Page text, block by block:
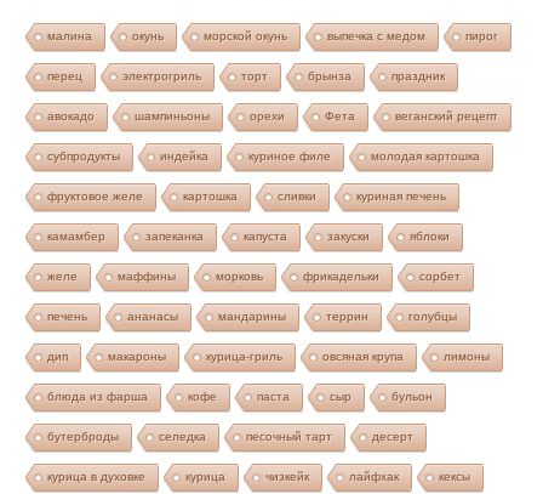
малина окунь морской окунь выпечка с медом пирог
перец электрогриль торт брынза праздник
авокадо шампиньоны орехи Фета веганский рецепт
субпродукты индейка куриное филе молодая картошка
фруктовое желе картошка сливки куриная печень
камамбер запеканка капуста закуски яблоки
желе маффины морковь фрикадельки сорбет
печень ананасы мандарины террин голубцы
дип макароны курица-гриль овсяная крупа лимоны
блюда из фарша кофе паста сыр бульон
бутерброды селедка песочный тарт десерт
курица в духовке курица чизкейк лайфхак кексы